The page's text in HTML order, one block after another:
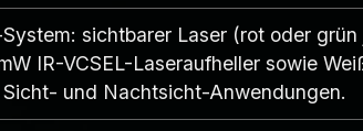
sichtbarer Laser (rot oder
IR-VCSEL-Laseraufheller sowie
und Nachtsicht-Anwendungen.